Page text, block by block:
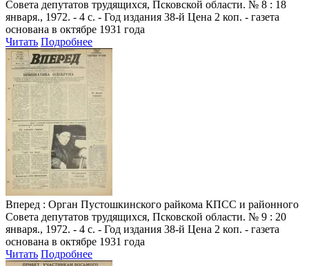
Совета депутатов трудящихся, Псковской области. № 8 : 18
января., 1972. - 4 с. - Год издания 38-й Цена 2 коп. - газета
основана в октябре 1931 года
Читать Подробнее
Вперед : Орган Пустошкинского райкома КПСС и районного
Совета депутатов трудящихся, Псковской области. № 9 : 20
января., 1972. - 4 с. - Год издания 38-й Цена 2 коп. - газета
основана в октябре 1931 года
Читать Подробнее